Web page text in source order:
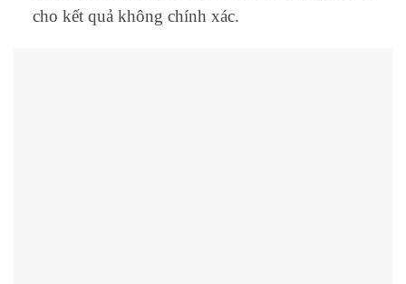
cho kết quả không chính xác.